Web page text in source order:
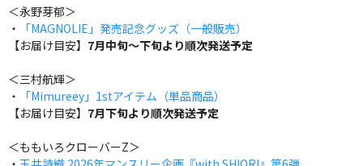
＜永野芽郁＞
・
「MAGNOLIE」発売記念グッズ（一般販売）
【お届け目安】 7月中旬～下旬より順次発送予定
＜三村航輝＞
・
「Mimureey」1stアイテム（単品商品）
【お届け目安】 7月下旬より順次発送予定
＜ももいろクローバーZ＞